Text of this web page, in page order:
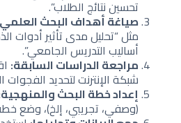
تحسين نتائج الطلاب”.
صياغة أهداف البحث العلمي:
مثل “تحليل مدى تأثير أدوات
أساليب التدريس الجامعي”.
مراجعة الدراسات السابقة:
شبكة الإنترنت لتحديد الفجوات
إعداد خطة البحث والمنهجية:
(وصفي، تجريبي، إلخ)، وضع خطة